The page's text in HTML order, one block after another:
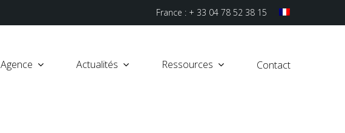
France : + 33 04 78 52 38 15
Agence Actualités Ressources Contact